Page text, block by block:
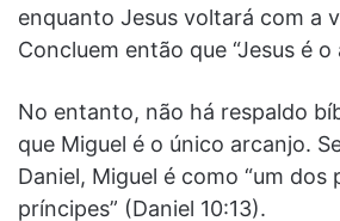
enquanto Jesus voltará com a
Concluem então que “Jesus é o
No entanto, não há respaldo
que Miguel é o único arcanjo.
Daniel, Miguel é como “um dos
príncipes” (Daniel 10:13).